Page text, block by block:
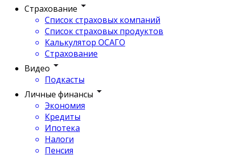
Страхование
Список страховых компаний
Список страховых продуктов
Калькулятор ОСАГО
Страхование
Видео
Подкасты
Личные финансы
Экономия
Кредиты
Ипотека
Налоги
Пенсия